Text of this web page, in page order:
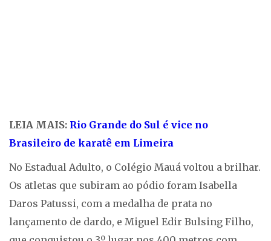
LEIA MAIS: Rio Grande do Sul é vice no
Brasileiro de karatê em Limeira
No Estadual Adulto, o Colégio Mauá voltou a brilhar.
Os atletas que subiram ao pódio foram Isabella
Daros Patussi, com a medalha de prata no
lançamento de dardo, e Miguel Edir Bulsing Filho,